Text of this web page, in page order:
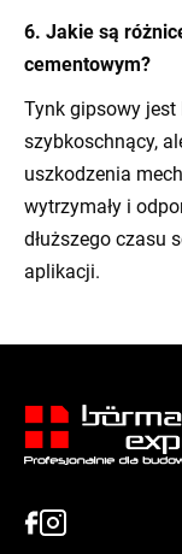
6. Jakie są
cementowym?
Tynk gipsowy jest
szybkoschnący,
uszkodzenia
wytrzymały i
dłuższego czasu
aplikacji.